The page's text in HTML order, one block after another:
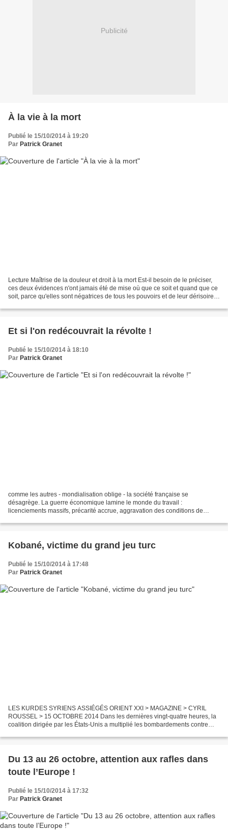
Publicité
À la vie à la mort
Publié le 15/10/2014 à 19:20
Par Patrick Granet
Lecture Maîtrise de la douleur et droit à la mort Est-il besoin de le préciser,
ces deux évidences n'ont jamais été de mise où que ce soit et quand que ce
soit, parce qu'elles sont négatrices de tous les pouvoirs et de leur dérisoire.
Et si l'on redécouvrait la révolte !
Publié le 15/10/2014 à 18:10
Par Patrick Granet
comme les autres - mondialisation oblige - la société française se
désagrège. La guerre économique lamine le monde du travail :
licenciements massifs, précarité accrue, aggravation des conditions de
Kobané, victime du grand jeu turc
Publié le 15/10/2014 à 17:48
Par Patrick Granet
LES KURDES SYRIENS ASSIÉGÉS ORIENT XXI > MAGAZINE > CYRIL
ROUSSEL > 15 OCTOBRE 2014 Dans les dernières vingt-quatre heures, la
coalition dirigée par les États-Unis a multiplié les bombardements contre
Du 13 au 26 octobre, attention aux rafles dans
toute l’Europe !
Publié le 15/10/2014 à 17:32
Par Patrick Granet